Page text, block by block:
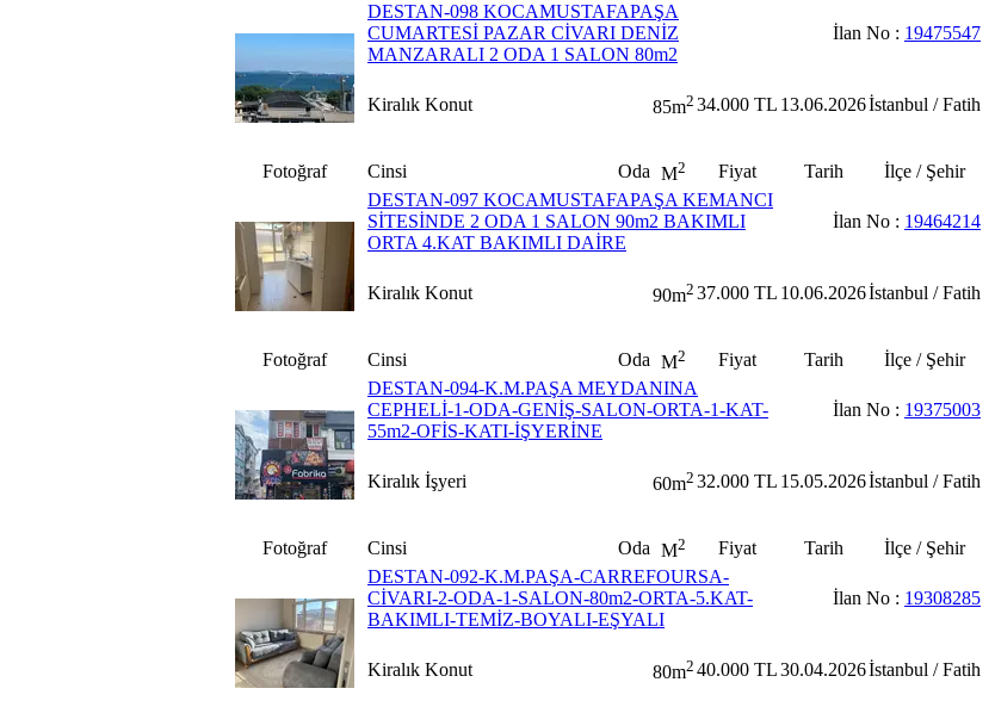
DESTAN-098 KOCAMUSTAFAPAŞA
CUMARTESİ PAZAR CİVARI DENİZ
MANZARALI 2 ODA 1 SALON 80m2
İlan No : 19475547
Kiralık Konut 85m2 34.000 TL 13.06.2026İstanbul / Fatih
Fotoğraf Cinsi Oda M2 Fiyat Tarih
İlçe / Şehir
DESTAN-097 KOCAMUSTAFAPAŞA KEMANCI
SİTESİNDE 2 ODA 1 SALON 90m2 BAKIMLI
ORTA 4.KAT BAKIMLI DAİRE
İlan No : 19464214
Kiralık Konut 90m2 37.000 TL 10.06.2026İstanbul / Fatih
Fotoğraf Cinsi Oda M2 Fiyat Tarih
İlçe / Şehir
DESTAN-094-K.M.PAŞA MEYDANINA
CEPHELİ-1-ODA-GENİŞ-SALON-ORTA-1-KAT-
55m2-OFİS-KATI-İŞYERİNE
İlan No : 19375003
Kiralık İşyeri 60m2 32.000 TL 15.05.2026İstanbul / Fatih
Fotoğraf Cinsi Oda M2 Fiyat Tarih
İlçe / Şehir
DESTAN-092-K.M.PAŞA-CARREFOURSA-
CİVARI-2-ODA-1-SALON-80m2-ORTA-5.KAT-
BAKIMLI-TEMİZ-BOYALI-EŞYALI
İlan No : 19308285
Kiralık Konut 80m2 40.000 TL30.04.2026İstanbul / Fatih